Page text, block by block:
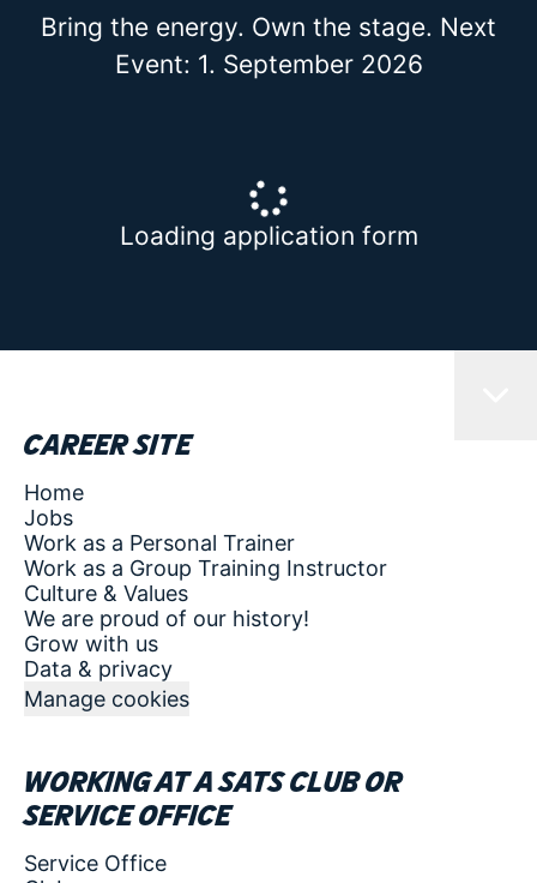
Bring the energy. Own the stage. Next
Event: 1. September 2026
Loading application form
Career site
Home
Jobs
Work as a Personal Trainer
Work as a Group Training Instructor
Culture & Values
We are proud of our history!
Grow with us
Data & privacy
Manage cookies
Working at a SATS club or
service office
Service Office